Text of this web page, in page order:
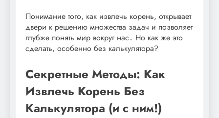
Понимание того, как извлечь корень, открывает
двери к решению множества задач и позволяет
глубже понять мир вокруг нас․ Но как же это
сделать, особенно без калькулятора?
Секретные Методы: Как
Извлечь Корень Без
Калькулятора (и с ним!)